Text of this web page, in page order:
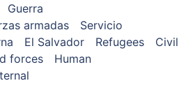
Guerra
armadas
Servicio
El Salvador Refugees
Civil
forces
Human